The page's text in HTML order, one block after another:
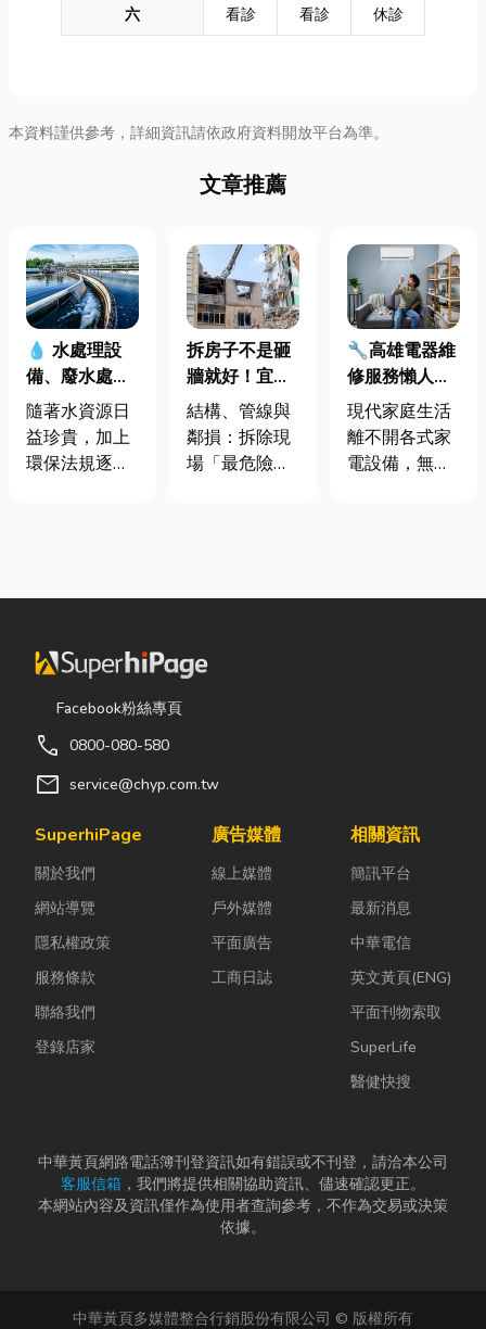
六
看診 看診 休診
本資料謹供參考，詳細資訊請依政府資料開放平台為準。
文章推薦
💧 水處理設
備、廢水處理
工程與回收水
工程完整解析
｜打造高效率
隨著水資源日
益珍貴，加上
環保法規逐漸
資源管理。透
理設備規劃，
不僅能改善水
質、提升用水
配廢水處理工
程與回收水工
成本，實現節
經營的目標。
本文...
拆房子不是砸
牆就好！宜蘭
裝潢拆除、水
泥切割施工前
必看的避坑指
結構、管線與
鄰損：拆除現
場「最危險的
混亂的環境
果沒做好，最
牆」，盲目亂
陷： 這是老屋
的致命錯
誤。...
🔧高雄電器維
修服務懶人包
｜冷氣、冰
箱、洗衣機專
業維修
現代家庭生活
離不開各式家
電設備，無論
還是每天幫助
僅能快速排除
長家電使用壽
命，降...
Facebook粉絲專頁
call 0800-080-580
mail service@chyp.com.tw
SuperhiPage
關於我們
網站導覽
隱私權政策
服務條款
聯絡我們
登錄店家
廣告媒體
線上媒體
戶外媒體
平面廣告
工商日誌
相關資訊
簡訊平台
最新消息
中華電信
英文黃頁(ENG)
平面刊物索取
SuperLife
醫健快搜
中華黃頁網路電話簿刊登資訊如有錯誤或不刊登，請洽本公司
客服信箱 ，我們將提供相關協助資訊、儘速確認更正。
本網站內容及資訊僅作為使用者查詢參考，不作為交易或決策
依據。
中華黃頁多媒體整合行銷股份有限公司 © 版權所有